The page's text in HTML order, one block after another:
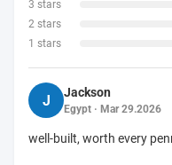
3 stars
2 stars
1 stars
J Jackson
Egypt · Mar 29.2026
well-built, worth every